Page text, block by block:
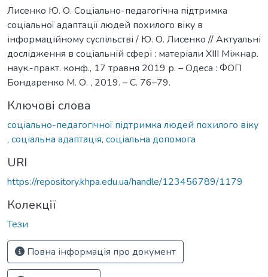
Лисенко Ю. О. Соціально-педагогічна підтримка
соціальної адаптації людей похилого віку в
інформаційному суспільстві / Ю. О. Лисенко // Актуальні
дослідження в соціальній сфері : матеріали XIII Міжнар.
наук.-практ. конф., 17 травня 2019 р. – Одеса : ФОП
Бондаренко М. О. , 2019. – С. 76–79.
Ключові слова
соціально-педагогічної підтримка людей похилого віку
, соціальна адаптація, соціальна допомога
URI
https://repository.khpa.edu.ua/handle/123456789/1179
Колекції
Тези
Повна інформація про документ